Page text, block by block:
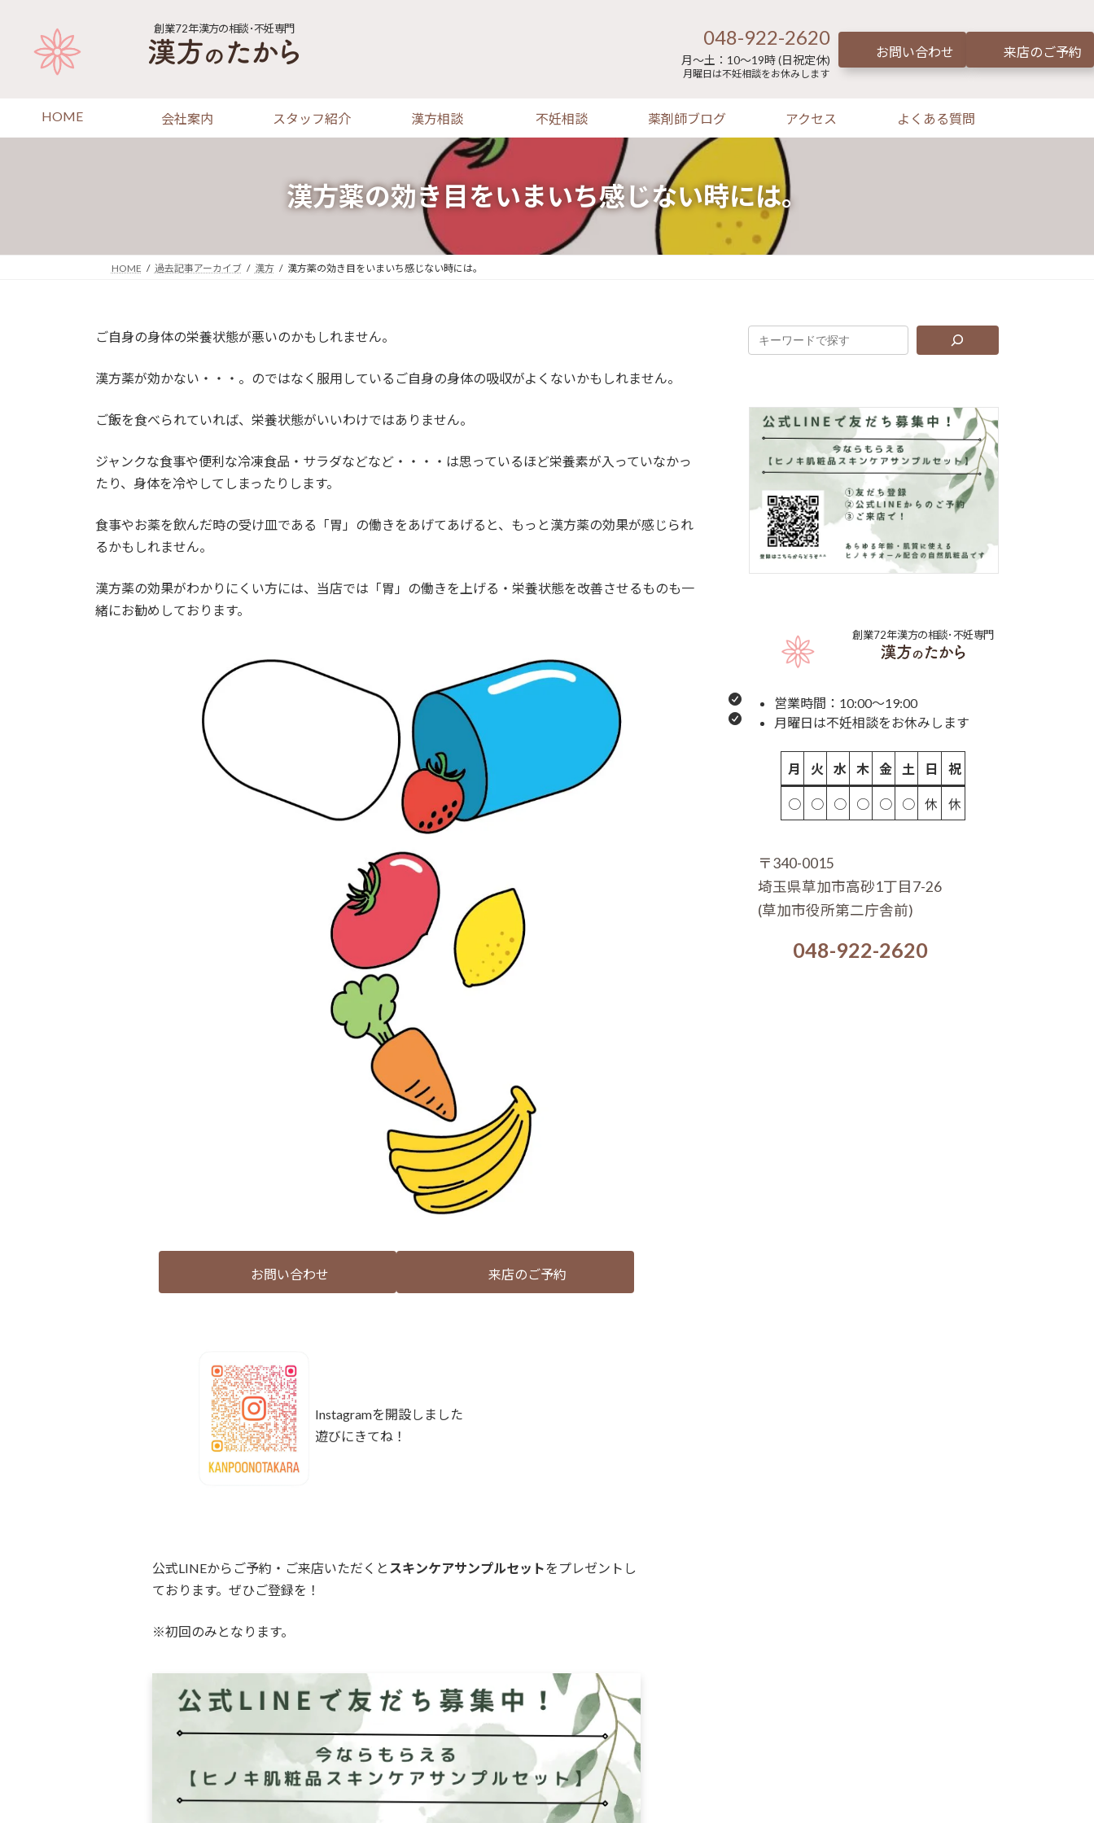
創業72年漢方の相談･不妊専門 048-922-2620
月～土：10～19時 (日祝定休)
月曜日は不妊相談をお休みします
お問い合わせ 来店のご予約
HOME 会社案内 スタッフ紹介 漢方相談 不妊相談 薬剤師ブログ アクセス よくある質問
漢方薬の効き目をいまいち感じない時には。
HOME 過去記事アーカイブ 漢方 漢方薬の効き目をいまいち感じない時には。
ご自身の身体の栄養状態が悪いのかもしれません。
漢方薬が効かない・・・。のではなく服用しているご自身の身体の吸収がよくないかもしれません。
ご飯を食べられていれば、栄養状態がいいわけではありません。
ジャンクな食事や便利な冷凍食品・サラダなどなど・・・・は思っているほど栄養素が入っていなかっ
たり、身体を冷やしてしまったりします。
食事やお薬を飲んだ時の受け皿である「胃」の働きをあげてあげると、もっと漢方薬の効果が感じられ
るかもしれません。
漢方薬の効果がわかりにくい方には、当店では「胃」の働きを上げる・栄養状態を改善させるものも一
緒にお勧めしております。
お問い合わせ 来店のご予約
Instagramを開設しました
遊びにきてね！
公式LINEからご予約・ご来店いただくと スキンケアサンプルセットをプレゼントし
ております。ぜひご登録を！
※初回のみとなります。
創業72年漢方の相談･不妊専門
営業時間：10:00～19:00
月曜日は不妊相談をお休みします
月 火 水 木 金 土 日 祝
○ ○ ○ ○ ○ ○ 休 休
〒340-0015
埼玉県草加市高砂1丁目7-26
(草加市役所第二庁舎前)
048-922-2620